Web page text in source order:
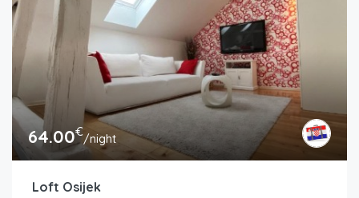
64.00€/night
Loft Osijek